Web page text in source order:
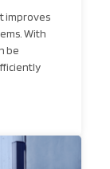
improves
With
be